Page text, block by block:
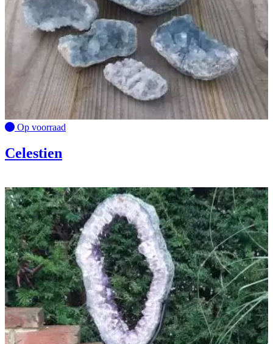
Op voorraad
Celestien